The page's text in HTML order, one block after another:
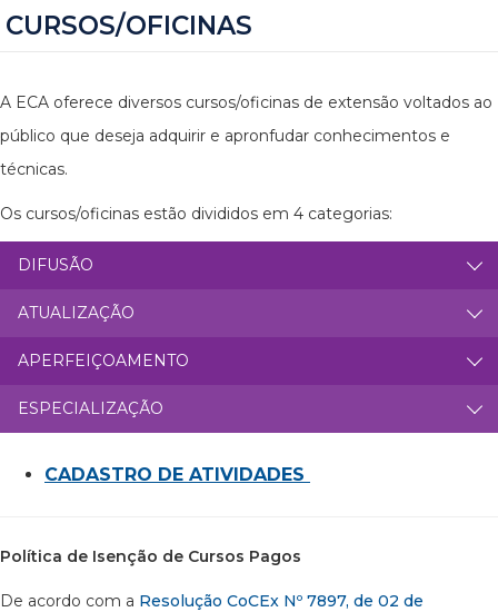
CURSOS/OFICINAS
A ECA oferece diversos cursos/oficinas de extensão voltados ao
público que deseja adquirir e apronfudar conhecimentos e
técnicas.
Os cursos/oficinas estão divididos em 4 categorias:
DIFUSÃO
ATUALIZAÇÃO
APERFEIÇOAMENTO
ESPECIALIZAÇÃO
CADASTRO DE ATIVIDADES
Política de Isenção de Cursos Pagos
De acordo com a Resolução CoCEx Nº 7897, de 02 de